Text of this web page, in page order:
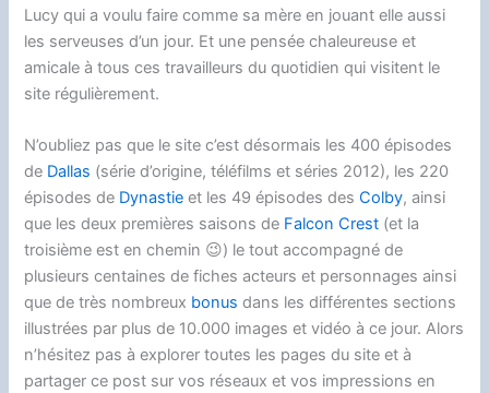
Lucy qui a voulu faire comme sa mère en jouant elle aussi
les serveuses d’un jour. Et une pensée chaleureuse et
amicale à tous ces travailleurs du quotidien qui visitent le
site régulièrement.
N’oubliez pas que le site c’est désormais les 400 épisodes
de Dallas (série d’origine, téléfilms et séries 2012), les 220
épisodes de Dynastieet les 49 épisodes desColby, ainsi
que les deux premières saisons de Falcon Crest (et la
troisième est en chemin 😉) le tout accompagné de
plusieurs centaines de fiches acteurs et personnages ainsi
que de très nombreux bonusdans les différentes sections
illustrées par plus de 10.000 images et vidéo à ce jour. Alors
n’hésitez pas à explorer toutes les pages du site et à
partager ce post sur vos réseaux et vos impressions en